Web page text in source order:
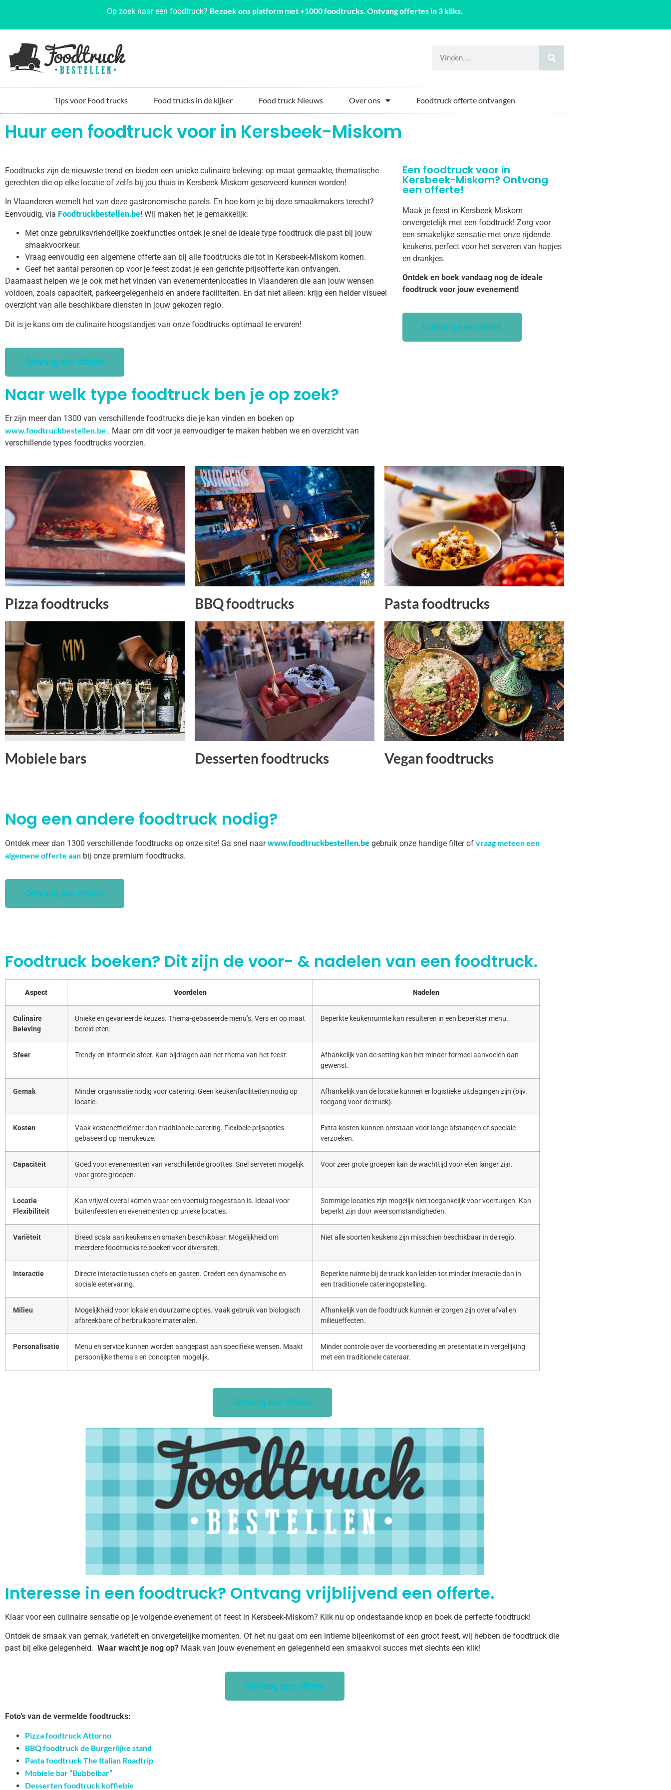
Op zoek naar een foodtruck? Bezoek ons platform met +1000 foodtrucks. Ontvang offertes in 3 kliks.
Tips voor Food trucks Food trucks in de kijker Food truck Nieuws Over ons Foodtruck offerte ontvangen
Huur een foodtruck voor in Kersbeek-Miskom
Foodtrucks zijn de nieuwste trend en bieden een unieke culinaire beleving: op maat gemaakte, thematische
gerechten die op elke locatie of zelfs bij jou thuis in Kersbeek-Miskom geserveerd kunnen worden!
In Vlaanderen wemelt het van deze gastronomische parels. En hoe kom je bij deze smaakmakers terecht?
Eenvoudig, via Foodtruckbestellen.be! Wij maken het je gemakkelijk:
Met onze gebruiksvriendelijke zoekfuncties ontdek je snel de ideale type foodtruck die past bij jouw
smaakvoorkeur.
Vraag eenvoudig een algemene offerte aan bij alle foodtrucks die tot in Kersbeek-Miskom komen.
Geef het aantal personen op voor je feest zodat je een gerichte prijsofferte kan ontvangen.
Daarnaast helpen we je ook met het vinden van evenementenlocaties in Vlaanderen die aan jouw wensen
voldoen, zoals capaciteit, parkeergelegenheid en andere faciliteiten. En dat niet alleen: krijg een helder visueel
overzicht van alle beschikbare diensten in jouw gekozen regio.
Dit is je kans om de culinaire hoogstandjes van onze foodtrucks optimaal te ervaren!
Ontvang een offerte
Naar welk type foodtruck ben je op zoek?
Er zijn meer dan 1300 van verschillende foodtrucks die je kan vinden en boeken op
www.foodtruckbestellen.be . Maar om dit voor je eenvoudiger te maken hebben we en overzicht van
verschillende types foodtrucks voorzien.
Een foodtruck voor in
Kersbeek-Miskom? Ontvang
een offerte!
Maak je feest in Kersbeek-Miskom
onvergetelijk met een foodtruck! Zorg voor
een smakelijke sensatie met onze rijdende
keukens, perfect voor het serveren van hapjes
en drankjes.
Ontdek en boek vandaag nog de ideale
foodtruck voor jouw evenement!
Ontvang een offerte
Pizza foodtrucks BBQ foodtrucks Pasta foodtrucks
Mobiele bars Desserten foodtrucks Vegan foodtrucks
Nog een andere foodtruck nodig?
Ontdek meer dan 1300 verschillende foodtrucks op onze site! Ga snel naarwww.foodtruckbestellen.be gebruik onze handige filter of vraag meteen een
algemene offerte aan bij onze premium foodtrucks.
Ontvang een offerte
Foodtruck boeken? Dit zijn de voor- & nadelen van een foodtruck.
Aspect Voordelen Nadelen
Culinaire
Beleving
Unieke en gevarieerde keuzes. Thema-gebaseerde menu’s. Vers en op maat
bereid eten.
Beperkte keukenruimte kan resulteren in een beperkter menu.
Sfeer Trendy en informele sfeer. Kan bijdragen aan het thema van het feest.
Afhankelijk van de setting kan het minder formeel aanvoelen dan
gewenst.
Gemak
Minder organisatie nodig voor catering. Geen keukenfaciliteiten nodig op
locatie.
Afhankelijk van de locatie kunnen er logistieke uitdagingen zijn (bijv.
toegang voor de truck).
Kosten
Vaak kostenefficiënter dan traditionele catering. Flexibele prijsopties
gebaseerd op menukeuze.
Extra kosten kunnen ontstaan voor lange afstanden of speciale
verzoeken.
Capaciteit
Goed voor evenementen van verschillende groottes. Snel serveren mogelijk
voor grote groepen.
Voor zeer grote groepen kan de wachttijd voor eten langer zijn.
Locatie
Flexibiliteit
Kan vrijwel overal komen waar een voertuig toegestaan is. Ideaal voor
buitenfeesten en evenementen op unieke locaties.
Sommige locaties zijn mogelijk niet toegankelijk voor voertuigen. Kan
beperkt zijn door weersomstandigheden.
Variëteit
Breed scala aan keukens en smaken beschikbaar. Mogelijkheid om
meerdere foodtrucks te boeken voor diversiteit.
Niet alle soorten keukens zijn misschien beschikbaar in de regio.
Interactie
Directe interactie tussen chefs en gasten. Creëert een dynamische en
sociale eetervaring.
Beperkte ruimte bij de truck kan leiden tot minder interactie dan in
een traditionele cateringopstelling.
Milieu
Mogelijkheid voor lokale en duurzame opties. Vaak gebruik van biologisch
afbreekbare of herbruikbare materialen.
Afhankelijk van de foodtruck kunnen er zorgen zijn over afval en
milieueffecten.
Personalisatie
Menu en service kunnen worden aangepast aan specifieke wensen. Maakt
persoonlijke thema’s en concepten mogelijk.
Minder controle over de voorbereiding en presentatie in vergelijking
met een traditionele cateraar.
Ontvang een offerte
Interesse in een foodtruck? Ontvang vrijblijvend een offerte.
Klaar voor een culinaire sensatie op je volgende evenement of feest in Kersbeek-Miskom? Klik nu op ondestaande knop en boek de perfecte foodtruck!
Ontdek de smaak van gemak, variëteit en onvergetelijke momenten. Of het nu gaat om een intieme bijeenkomst of een groot feest, wij hebben de foodtruck die
past bij elke gelegenheid. Waar wacht je nog op? Maak van jouw evenement en gelegenheid een smaakvol succes met slechts één klik!
Ontvang een offerte
Foto’s van de vermelde foodtrucks:
Pizza foodtruck Attorno
BBQ foodtruck de Burgerlijke stand
Pasta foodtruck The Italian Roadtrip
Mobiele bar “Bubbelbar”
Desserten foodtruck koffiebie